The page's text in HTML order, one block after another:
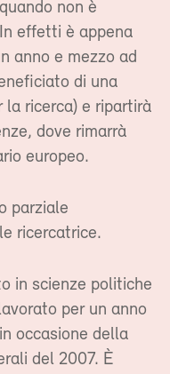
non è
effetti è appena
anno e mezzo ad
di una
la ricerca) e ripartirà
dove rimarrà
europeo.
parziale
ricercatrice.
in scienze politiche
per un anno
occasione della
del 2007. È